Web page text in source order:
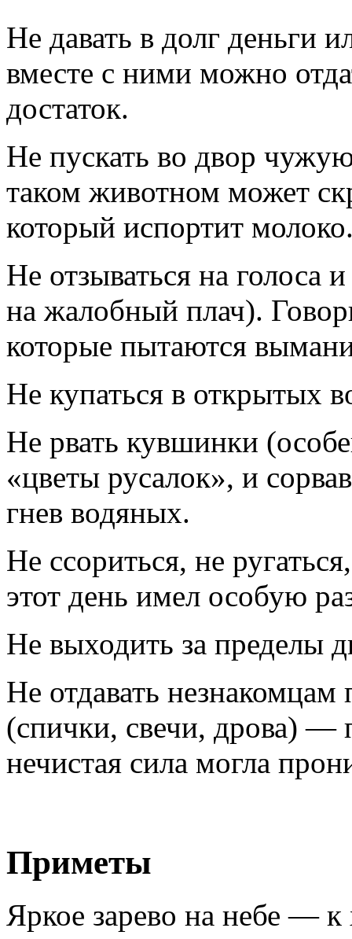
Не давать в долг деньги
вместе с ними можно
достаток.
Не пускать во двор
таком животном может
который испортит
Не отзываться на голоса
на жалобный плач).
которые пытаются
Не купаться в открытых
Не рвать кувшинки
«цветы русалок», и
гнев водяных.
Не ссориться, не
этот день имел особую
Не выходить за пределы
Не отдавать
(спички, свечи, дрова) —
нечистая сила могла
Приметы
Яркое зарево на небе —